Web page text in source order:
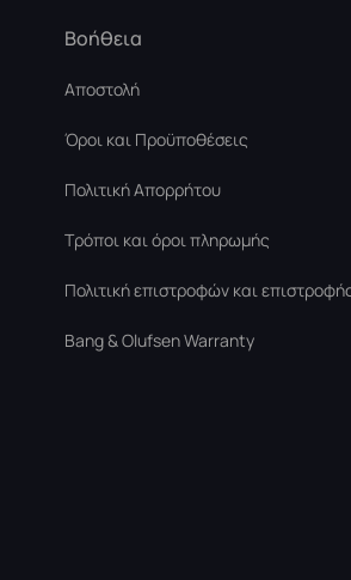
Βοήθεια
Αποστολή
Όροι και Προϋποθέσεις
Πολιτική Απορρήτου
Τρόποι και όροι πληρωμής
Πολιτική επιστροφών και
Bang & Olufsen Warranty